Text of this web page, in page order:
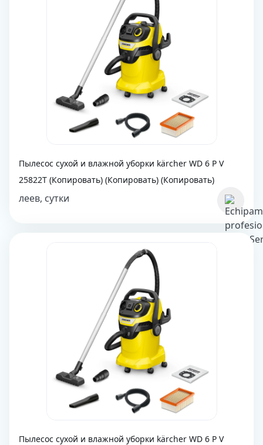
Пылесос сухой и влажной уборки kärcher WD 6 P V
25822T (Копировать) (Копировать) (Копировать)
леев, сутки
Пылесос сухой и влажной уборки kärcher WD 6 P V